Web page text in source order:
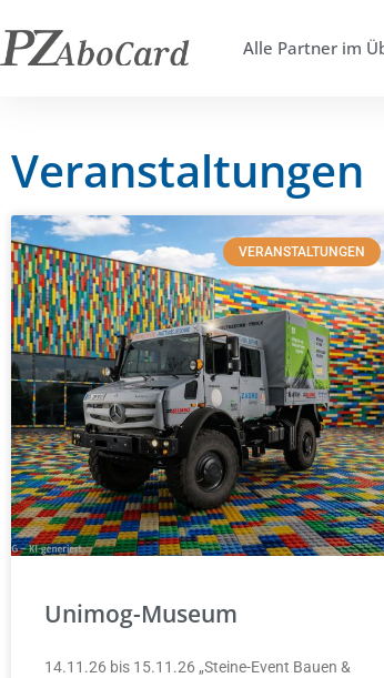
Alle Partner im
Veranstaltungen
VERANSTALTUNGEN
Unimog-Museum
14.11.26 bis 15.11.26 „Steine-Event Bauen &